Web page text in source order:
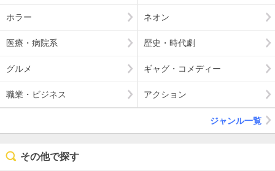
ホラー ネオン
医療・病院系 歴史・時代劇
グルメ ギャグ・コメディー
職業・ビジネス アクション
ジャンル一覧
その他で探す